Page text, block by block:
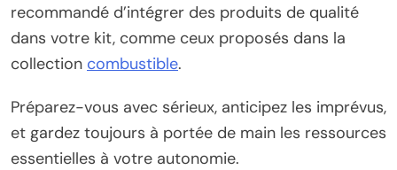
recommandé d’intégrer des produits de qualité
dans votre kit, comme ceux proposés dans la
collection combustible.
Préparez-vous avec sérieux, anticipez les imprévus,
et gardez toujours à portée de main les ressources
essentielles à votre autonomie.